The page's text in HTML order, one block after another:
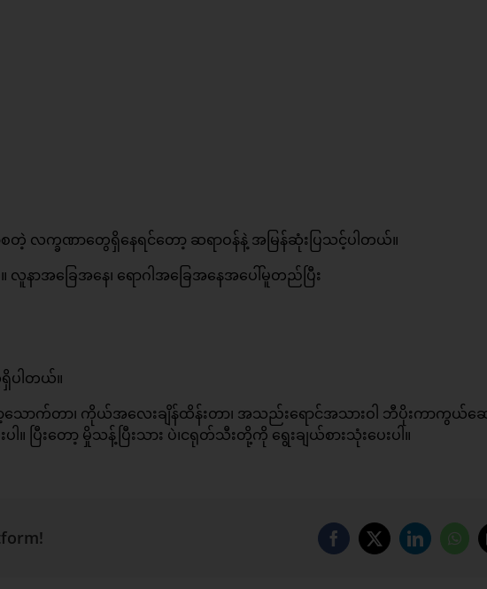
က္ခဏာတွေရှိနေရင်တော့ ဆရာဝန်နဲ့ အမြန်ဆုံးပြသင့်ပါတယ်။
နာအခြေအနေ၊ ရောဂါအခြေအနေအပေါ်မူတည်ပြီး
ပါတယ်။
ာက်တာ၊ ကိုယ်အလေးချိန်ထိန်းတာ၊ အသည်းရောင်အသားဝါ ဘီပိုးကာကွယ်ဆ
ပြီးတော့ မှိုသန့်ပြီးသား ပဲ၊ငရုတ်သီးတို့ကို ရွေးချယ်စားသုံးပေးပါ။
Facebook
X LinkedIn